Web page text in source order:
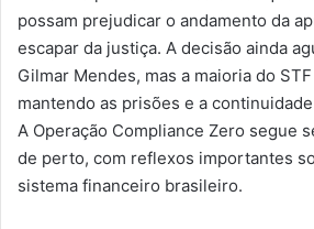
possam prejudicar o andamento da
escapar da justiça. A decisão ainda
Gilmar Mendes, mas a maioria do
mantendo as prisões e a
A Operação Compliance Zero segue
de perto, com reflexos importantes
sistema financeiro brasileiro.